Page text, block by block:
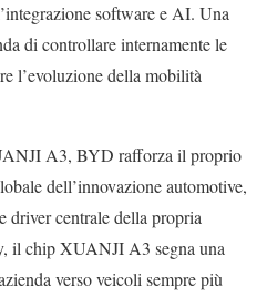
software e AI. Una
di controllare internamente le
l’evoluzione della mobilità
A3, BYD rafforza il proprio
dell’innovazione automotive,
driver centrale della propria
il chip XUANJI A3 segna una
verso veicoli sempre più